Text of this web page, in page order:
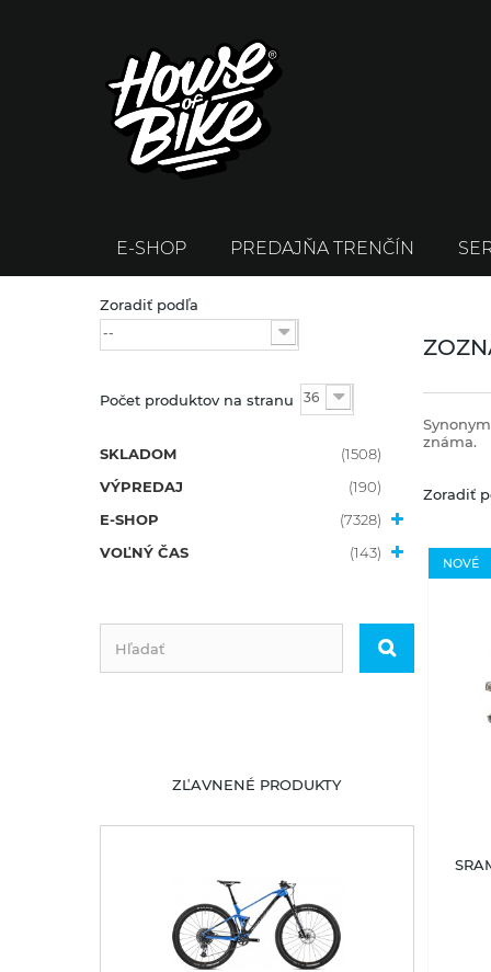
E-SHOP PREDAJŇA TRENČÍN
Zoradiť podľa
--
Počet produktov na stranu 36
SKLADOM
(1508)
VÝPREDAJ
(190)
E-SHOP
(7328)
VOĽNÝ ČAS
(143)
ZĽAVNENÉ PRODUKTY
známa.
Zoradiť
NOVÉ